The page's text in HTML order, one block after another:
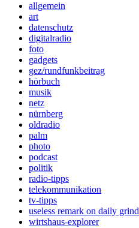
allgemein
art
datenschutz
digitalradio
foto
gadgets
gez/rundfunkbeitrag
hörbuch
musik
netz
nürnberg
oldradio
palm
photo
podcast
politik
radio-tipps
telekommunikation
tv-tipps
useless remark on daily grind
wirtshaus-explorer